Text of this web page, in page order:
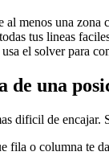
al menos una zona
tus lineas
el solver para
una
dificil de encajar.
fila o columna te